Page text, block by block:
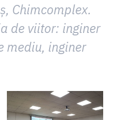
Chimcomplex.
de viitor: inginer
mediu, inginer